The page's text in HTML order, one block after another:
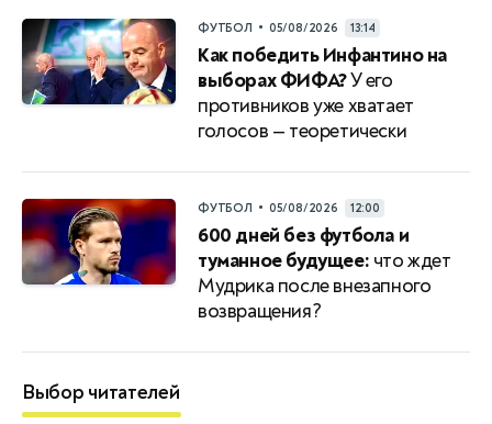
ФУТБОЛ • 05/08/2026 13:14
Как победить Инфантино на
выборах ФИФА?У его
противников уже хватает
голосов — теоретически
ФУТБОЛ • 05/08/2026 12:00
600 дней без футбола и
туманное будущее: что ждет
Мудрика после внезапного
возвращения?
Выбор читателей